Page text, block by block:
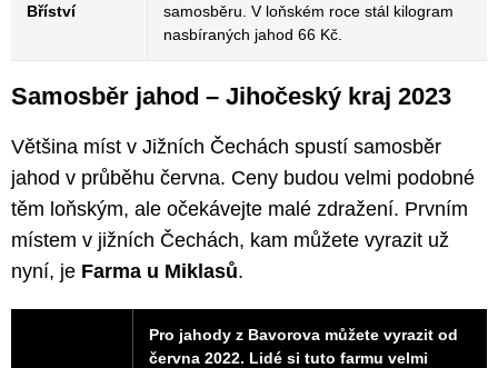
Bříství
samosběru. V loňském roce stál kilogram
nasbíraných jahod 66 Kč.
Samosběr jahod – Jihočeský kraj 2023
Většina míst v Jižních Čechách spustí samosběr
jahod v průběhu června. Ceny budou velmi podobné
těm loňským, ale očekávejte malé zdražení. Prvním
místem v jižních Čechách, kam můžete vyrazit už
nyní, je Farma u Miklasů.
Pro jahody z Bavorova můžete vyrazit od
června 2022. Lidé si tuto farmu velmi